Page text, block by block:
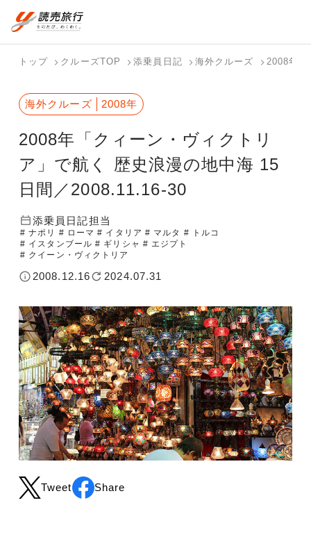
航空券+宿泊
フリーワード
検索する
国内旅行トップ
バスツアー
を探す
個人旅行
（ブーケ）
国内特集か
ら探す
テーマから
写真から探
海外旅行トップ
海外特集か
ら探す
テーマから
探す
トップ クルーズTOP 添乗員日記 海外クルーズ 2008年
2008年「クィーン・ヴィクトリ
ア」で航く 歴史浪漫の地中海 15
日間／2008.11.16-30
海外クルーズ 2008年
添乗員日記担当
# ナポリ # ローマ # イタリア # マルタ # トルコ
# イスタンブール # ギリシャ # エジプト
# クイーン・ヴィクトリア
2008.12.16 2024.07.31
Tweet Share